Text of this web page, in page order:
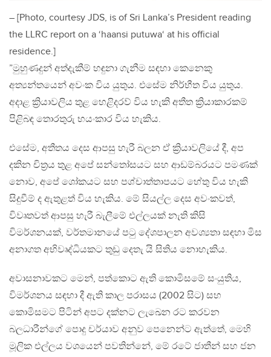
– [Photo, courtesy JDS, is of Sri Lanka’s President reading
the LLRC report on a ‘haansi putuwa‘ at his official
residence.]
”මුහුණදුන් අත්දැකීම් හඳුනා ගැනීම සඳහා කෙනෙකු
අත්‍යන්තයෙන් අවංක විය යුතුය. එසේම නිර්භීත විය යුතුය.
අදාළ ක්‍රියාවලිය තුළ හෙළිදරව් විය හැකි අතීත ක්‍රියාකාරකම්
පිළිබඳ තොරතුරු භයංකාර විය හැකිය.
එසේම, අතීතය දෙස ආපසු හැරී බලන ඒ ක්‍රියාවලියේ දී, අප
දකින චිත්‍රය තුළ අපේ සන්තෝසයට සහ ආඩම්බරයට පමණක්
නොව, අපේ ශෝකයට සහ පශ්චාත්තාපයට හේතු විය හැකි
සිදුවීම් ද ඇතුළත් විය හැකිය. මේ සියල්ල දෙස අවංකවත්,
විවෘතවත් ආපසු හැරී බැලීමේ එල්ලයක් නැති කිසි
විමර්ශනයක්, වර්තමානයේ පටු දේශපාලන අවශ්‍යතා සඳහා මිස
අනාගත අභිවෘද්ධියකට තුඩු දෙතැ යි සිතිය නොහැකිය.
අවාසනාවකට මෙන්, පත්කොට ඇති කොමිසමේ සංයුතිය,
විමර්ශනය සඳහා දී ඇති කාල පරාසය (2002 සිට) සහ
කොමිසමට පිටින් අපට දක්නට ලැඛෙන රට කරවන
බලධාරීන්ගේ පොදු චර්යාව අනුව පෙනෙන්ට ඇත්තේ, මෙහි
මූලික එල්ලය වශයෙන් පවතින්නේ, මේ රටේ ජාතීන් සහ ජන